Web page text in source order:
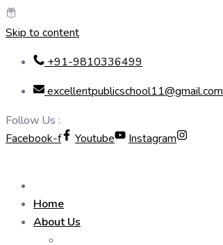
Skip to content
+91-9810336499
excellentpublicschool11@gmail.com
Follow Us :
Facebook-f
Youtube Instagram
Home
About Us